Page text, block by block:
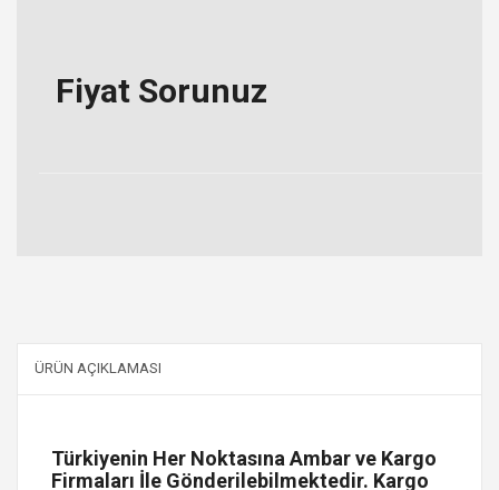
Fiyat Sorunuz
ÜRÜN AÇIKLAMASI
Türkiyenin Her Noktasına Ambar ve Kargo
Firmaları İle Gönderilebilmektedir. Kargo